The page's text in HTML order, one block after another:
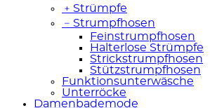
﹢ Strümpfe
﹣ Strumpfhosen
Feinstrumpfhosen
Halterlose Strümpfe
Strickstrumpfhosen
Stützstrumpfhosen
Funktionsunterwäsche
Unterröcke
Damenbademode